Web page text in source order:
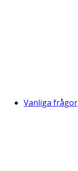
Vanliga frågor